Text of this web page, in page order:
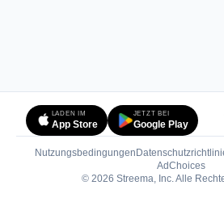
LADEN IM
App Store
JETZT BEI
Google Play
Nutzungsbedingungen
AdChoices
© 2026 Streema, Inc. Alle